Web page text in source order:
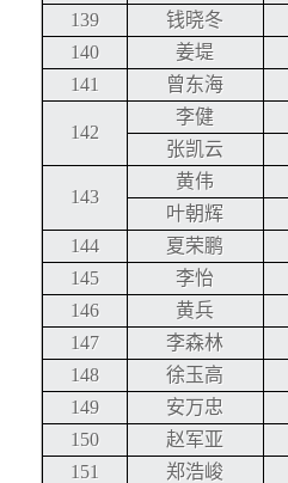
139
钱晓冬
140
姜堤
141
曾东海
142
李健
张凯云
143
黄伟
叶朝辉
144
夏荣鹏
145
李怡
146
黄兵
147
李森林
148
徐玉高
149
安万忠
150
赵军亚
151
郑浩峻